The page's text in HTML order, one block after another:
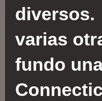
diversos.
varias
fundo